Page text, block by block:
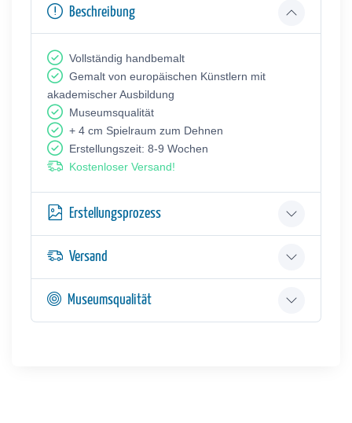
Beschreibung
Vollständig handbemalt
Gemalt von europäischen Künstlern mit
akademischer Ausbildung
Museumsqualität
+ 4 cm Spielraum zum Dehnen
Erstellungszeit: 8-9 Wochen
Kostenloser Versand!
Erstellungsprozess
Versand
Museumsqualität